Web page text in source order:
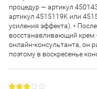
процедур — артикул
артикул 4515119K или
усиления эффекта). •
восстанавливающий крем
онлайн-консультанта, он
поэтому в воскресенье